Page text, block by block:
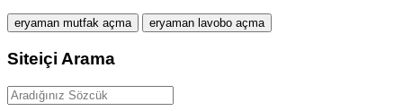
eryaman mutfak açma eryaman lavobo açma
Siteiçi Arama